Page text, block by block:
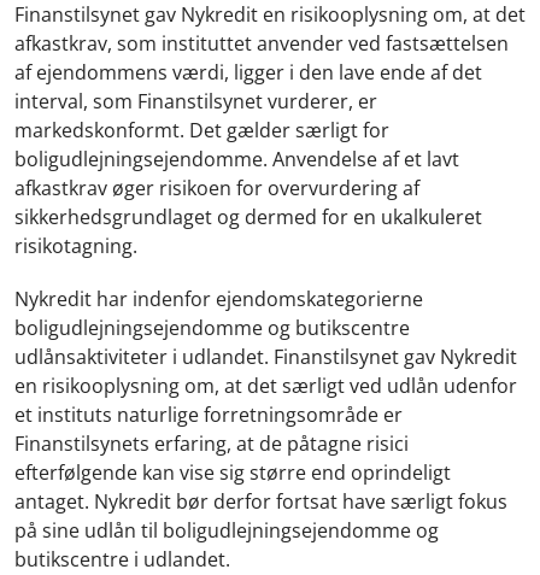
Finanstilsynet gav Nykredit en risikooplysning om, at det
afkastkrav, som instituttet anvender ved fastsættelsen
af ejendommens værdi, ligger i den lave ende af det
interval, som Finanstilsynet vurderer, er
markedskonformt. Det gælder særligt for
boligudlejningsejendomme. Anvendelse af et lavt
afkastkrav øger risikoen for overvurdering af
sikkerhedsgrundlaget og dermed for en ukalkuleret
risikotagning.
Nykredit har indenfor ejendomskategorierne
boligudlejningsejendomme og butikscentre
udlånsaktiviteter i udlandet. Finanstilsynet gav Nykredit
en risikooplysning om, at det særligt ved udlån udenfor
et instituts naturlige forretningsområde er
Finanstilsynets erfaring, at de påtagne risici
efterfølgende kan vise sig større end oprindeligt
antaget. Nykredit bør derfor fortsat have særligt fokus
på sine udlån til boligudlejningsejendomme og
butikscentre i udlandet.